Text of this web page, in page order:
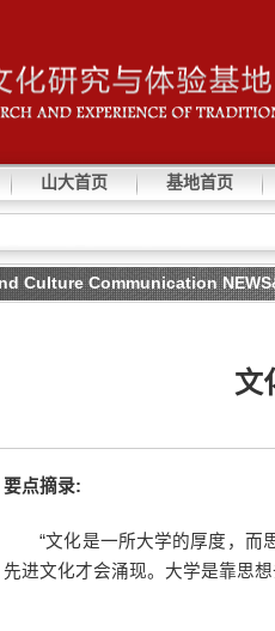
山大首页 基地首页
Culture Communication
文
要点摘录:
“文化是一所大学的厚度，而思
先进文化才会涌现。大学是靠思